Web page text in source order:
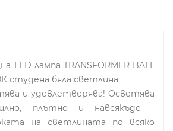
LED лампа TRANSFORMER BALL
студена бяла светлина
и удовлетворява! Осветява
плътно и навсякъде -
на светлината по всяко